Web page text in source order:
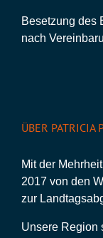
Besetzung des
nach
ÜBER PATRICIA
Mit der
2017 von den
zur
Unsere Region